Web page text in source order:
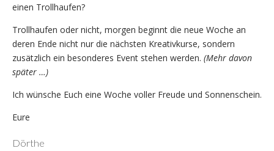
einen Trollhaufen?
Trollhaufen oder nicht, morgen beginnt die neue Woche an
deren Ende nicht nur die nächsten Kreativkurse, sondern
zusätzlich ein besonderes Event stehen werden. (Mehr davon
später …)
Ich wünsche Euch eine Woche voller Freude und Sonnenschein.
Eure
Dörthe